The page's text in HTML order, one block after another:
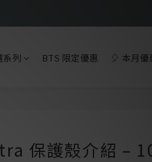
系列 BTS 限定優惠 🎈 本月優
保護殼介紹 –